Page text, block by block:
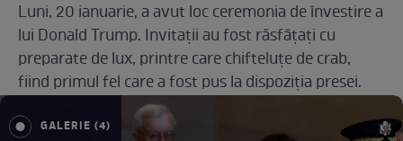
Luni, 20 ianuarie, a avut loc ceremonia de învestire a
lui Donald Trump. Invitații au fost răsfățați cu
preparate de lux, printre care chifteluțe de crab,
fiind primul fel care a fost pus la dispoziția presei.
GALERIE (4)